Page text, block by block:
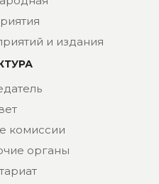
и издания
комиссии
органы